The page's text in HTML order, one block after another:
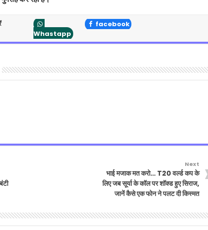
Whastapp
facebook
Next
भाई मजाक मत करो… T20 वर्ल्ड कप के
लिए जब सूर्या के कॉल पर शॉक्ड हुए सिराज,
जानें कैसे एक फोन ने पलट दी किस्मत